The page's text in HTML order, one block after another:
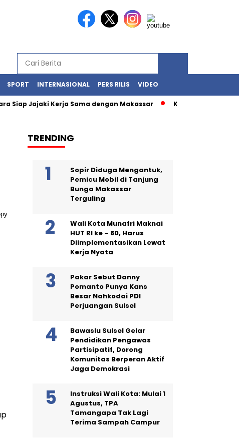
SPORT INTERNASIONAL PERS RILIS VIDEO
Jajaki Kerja Sama dengan Makassar Kawasan Losari –
TRENDING
Sopir Diduga Mengantuk,
Pemicu Mobil di Tanjung
Bunga Makassar
Terguling
Wali Kota Munafri Maknai
HUT RI ke – 80, Harus
Diimplementasikan Lewat
Kerja Nyata
Pakar Sebut Danny
Pomanto Punya Kans
Besar Nahkodai PDI
Perjuangan Sulsel
Bawaslu Sulsel Gelar
Pendidikan Pengawas
Partisipatif, Dorong
Komunitas Berperan Aktif
Jaga Demokrasi
Instruksi Wali Kota: Mulai 1
Agustus, TPA
Tamangapa Tak Lagi
Terima Sampah Campur